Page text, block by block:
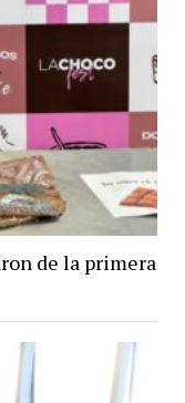
de la primera